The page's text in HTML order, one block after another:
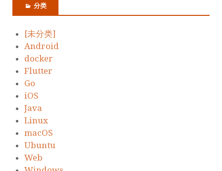
分类
[未分类]
Android
docker
Flutter
Go
iOS
Java
Linux
macOS
Ubuntu
Web